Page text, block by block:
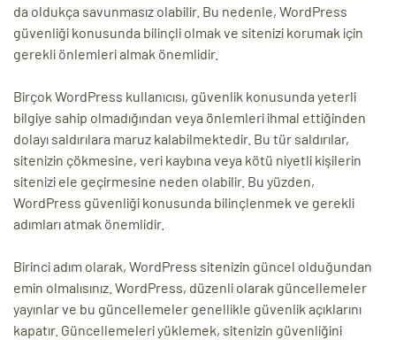
da oldukça savunmasız olabilir. Bu nedenle, WordPress
güvenliği konusunda bilinçli olmak ve sitenizi korumak için
gerekli önlemleri almak önemlidir.
Birçok WordPress kullanıcısı, güvenlik konusunda yeterli
bilgiye sahip olmadığından veya önlemleri ihmal ettiğinden
dolayı saldırılara maruz kalabilmektedir. Bu tür saldırılar,
sitenizin çökmesine, veri kaybına veya kötü niyetli kişilerin
sitenizi ele geçirmesine neden olabilir. Bu yüzden,
WordPress güvenliği konusunda bilinçlenmek ve gerekli
adımları atmak önemlidir.
Birinci adım olarak, WordPress sitenizin güncel olduğundan
emin olmalısınız. WordPress, düzenli olarak güncellemeler
yayınlar ve bu güncellemeler genellikle güvenlik açıklarını
kapatır. Güncellemeleri yüklemek, sitenizin güvenliğini